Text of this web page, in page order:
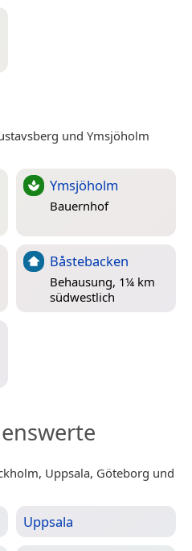
und Ymsjöholm
Ymsjöholm
Bauernhof
Båstebacken
Behausung, 1¼ km
südwestlich
Uppsala, Göteborg und
Uppsala